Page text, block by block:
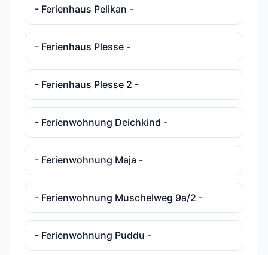
- Ferienhaus Pelikan -
- Ferienhaus Plesse -
- Ferienhaus Plesse 2 -
- Ferienwohnung Deichkind -
- Ferienwohnung Maja -
- Ferienwohnung Muschelweg 9a/2 -
- Ferienwohnung Puddu -